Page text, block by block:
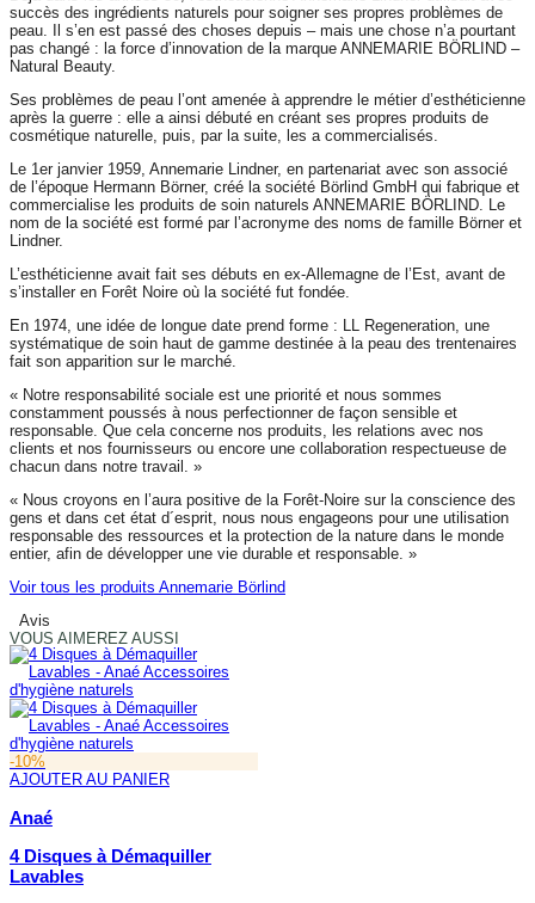
succès des ingrédients naturels pour soigner ses propres problèmes de
peau. Il s’en est passé des choses depuis – mais une chose n’a pourtant
pas changé : la force d’innovation de la marque ANNEMARIE BÖRLIND –
Natural Beauty.
Ses problèmes de peau l’ont amenée à apprendre le métier d’esthéticienne
après la guerre : elle a ainsi débuté en créant ses propres produits de
cosmétique naturelle, puis, par la suite, les a commercialisés.
Le 1er janvier 1959, Annemarie Lindner, en partenariat avec son associé
de l’époque Hermann Börner, créé la société Börlind GmbH qui fabrique et
commercialise les produits de soin naturels ANNEMARIE BÖRLIND. Le
nom de la société est formé par l’acronyme des noms de famille Börner et
Lindner.
L’esthéticienne avait fait ses débuts en ex-Allemagne de l’Est, avant de
s’installer en Forêt Noire où la société fut fondée.
En 1974, une idée de longue date prend forme : LL Regeneration, une
systématique de soin haut de gamme destinée à la peau des trentenaires
fait son apparition sur le marché.
« Notre responsabilité sociale est une priorité et nous sommes
constamment poussés à nous perfectionner de façon sensible et
responsable. Que cela concerne nos produits, les relations avec nos
clients et nos fournisseurs ou encore une collaboration respectueuse de
chacun dans notre travail. »
« Nous croyons en l’aura positive de la Forêt-Noire sur la conscience des
gens et dans cet état d´esprit, nous nous engageons pour une utilisation
responsable des ressources et la protection de la nature dans le monde
entier, afin de développer une vie durable et responsable. »
Voir tous les produits Annemarie Börlind
Avis
VOUS AIMEREZ AUSSI
-10%
AJOUTER AU PANIER
Anaé
4 Disques à Démaquiller
Lavables